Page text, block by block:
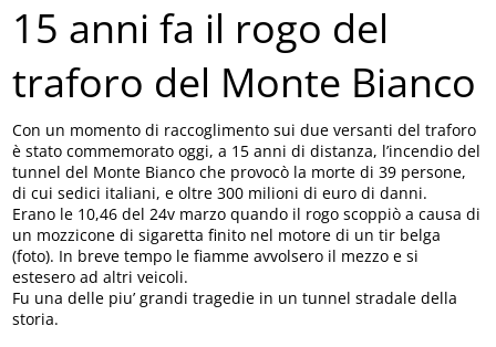
15 anni fa il rogo del
traforo del Monte Bianco
Con un momento di raccoglimento sui due versanti del traforo
è stato commemorato oggi, a 15 anni di distanza, l’incendio del
tunnel del Monte Bianco che provocò la morte di 39 persone,
di cui sedici italiani, e oltre 300 milioni di euro di danni.
Erano le 10,46 del 24v marzo quando il rogo scoppiò a causa di
un mozzicone di sigaretta finito nel motore di un tir belga
(foto). In breve tempo le fiamme avvolsero il mezzo e si
estesero ad altri veicoli.
Fu una delle piu’ grandi tragedie in un tunnel stradale della
storia.